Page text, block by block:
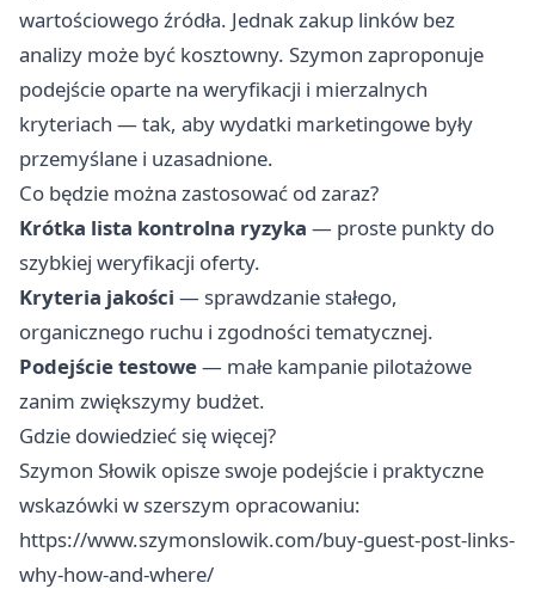
wartościowego źródła. Jednak zakup linków bez
analizy może być kosztowny. Szymon zaproponuje
podejście oparte na weryfikacji i mierzalnych
kryteriach — tak, aby wydatki marketingowe były
przemyślane i uzasadnione.
Co będzie można zastosować od zaraz?
Krótka lista kontrolna ryzyka — proste punkty do
szybkiej weryfikacji oferty.
Kryteria jakości — sprawdzanie stałego,
organicznego ruchu i zgodności tematycznej.
Podejście testowe— małe kampanie pilotażowe
zanim zwiększymy budżet.
Gdzie dowiedzieć się więcej?
Szymon Słowik opisze swoje podejście i praktyczne
wskazówki w szerszym opracowaniu:
https://www.szymonslowik.com/buy-guest-post-links-
why-how-and-where/